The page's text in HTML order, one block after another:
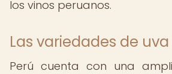
los vinos peruanos.
Las variedades de
Perú cuenta con una